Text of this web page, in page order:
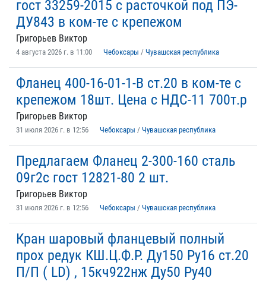
гост 33259-2015 с расточкой под ПЭ-
ДУ843 в ком-те с крепежом
Григорьев Виктор
4 августа 2026 г. в 11:00 Чебоксары / Чувашская республика
Фланец 400-16-01-1-В ст.20 в ком-те с
крепежом 18шт. Цена с НДС-11 700т.р
Григорьев Виктор
31 июля 2026 г. в 12:56 Чебоксары / Чувашская республика
Предлагаем Фланец 2-300-160 сталь
09г2с гост 12821-80 2 шт.
Григорьев Виктор
31 июля 2026 г. в 12:56 Чебоксары / Чувашская республика
Кран шаровый фланцевый полный
прох редук КШ.Ц.Ф.Р. Ду150 Ру16 ст.20
П/П ( LD) , 15кч922нж Ду50 Ру40